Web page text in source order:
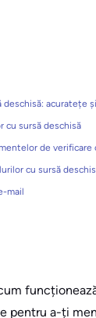
deschisă: acuratețe
cu sursă deschisă
de verificare
cu sursă
mail
pentru a-ți